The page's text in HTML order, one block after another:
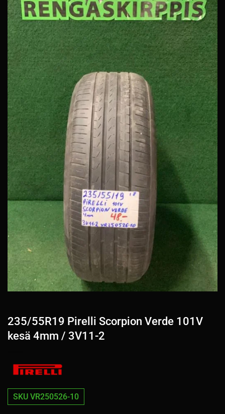
235/55R19 Pirelli Scorpion Verde 101V
kesä 4mm / 3V11-2
SKU VR250526-10